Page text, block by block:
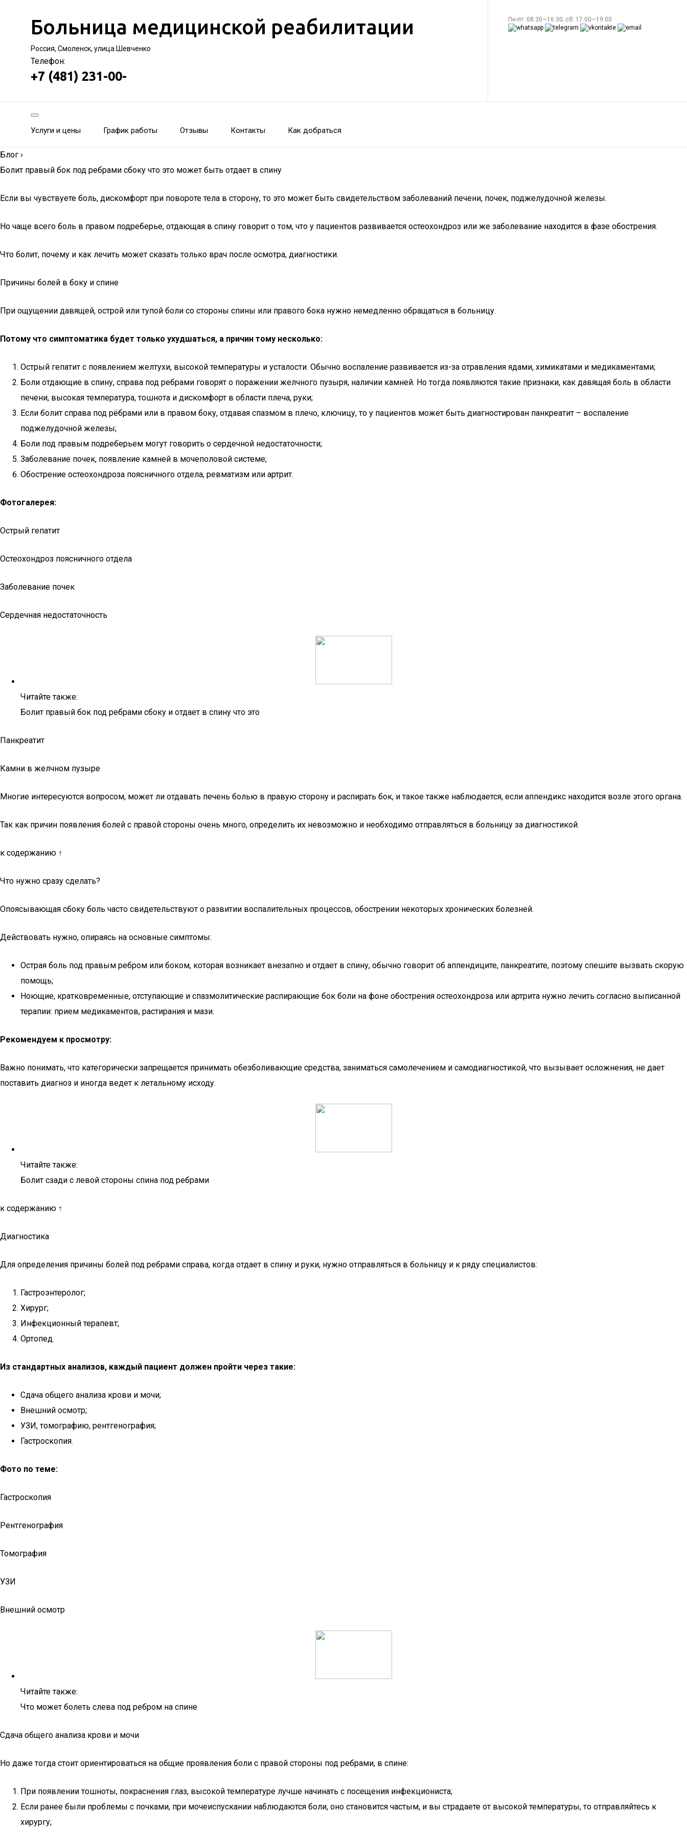
Больница медицинской реабилитации
Россия, Смоленск, улица Шевченко
Телефон:
+7 (481) 231-00-
Пн-пт: 08:30—16:30; сб: 17:00—19:00
Услуги и цены График работы Отзывы Контакты Как добраться
Блог ›
Болит правый бок под ребрами сбоку что это может быть отдает в спину
Если вы чувствуете боль, дискомфорт при повороте тела в сторону, то это может быть свидетельством заболеваний печени, почек, поджелудочной железы.
Но чаще всего боль в правом подреберье, отдающая в спину говорит о том, что у пациентов развивается остеохондроз или же заболевание находится в фазе обострения.
Что болит, почему и как лечить может сказать только врач после осмотра, диагностики.
Причины болей в боку и спине
При ощущении давящей, острой или тупой боли со стороны спины или правого бока нужно немедленно обращаться в больницу.
Потому что симптоматика будет только ухудшаться, а причин тому несколько:
Острый гепатит с появлением желтухи, высокой температуры и усталости. Обычно воспаление развивается из-за отравления ядами, химикатами и медикаментами;
Боли отдающие в спину, справа под ребрами говорят о поражении желчного пузыря, наличии камней. Но тогда появляются такие признаки, как давящая боль в области
печени, высокая температура, тошнота и дискомфорт в области плеча, руки;
Если болит справа под рёбрами или в правом боку, отдавая спазмом в плечо, ключицу, то у пациентов может быть диагностирован панкреатит – воспаление
поджелудочной железы;
Боли под правым подреберьем могут говорить о сердечной недостаточности;
Заболевание почек, появление камней в мочеполовой системе;
Обострение остеохондроза поясничного отдела, ревматизм или артрит.
Фотогалерея:
Острый гепатит
Остеохондроз поясничного отдела
Заболевание почек
Сердечная недостаточность
Читайте также:
Болит правый бок под ребрами сбоку и отдает в спину что это
Панкреатит
Камни в желчном пузыре
Многие интересуются вопросом, может ли отдавать печень болью в правую сторону и распирать бок, и такое также наблюдается, если аппендикс находится возле этого органа.
Так как причин появления болей с правой стороны очень много, определить их невозможно и необходимо отправляться в больницу за диагностикой.
к содержанию ↑
Что нужно сразу сделать?
Опоясывающая сбоку боль часто свидетельствуют о развитии воспалительных процессов, обострении некоторых хронических болезней.
Действовать нужно, опираясь на основные симптомы:
Острая боль под правым ребром или боком, которая возникает внезапно и отдает в спину, обычно говорит об аппендиците, панкреатите, поэтому спешите вызвать скорую
помощь;
Ноющие, кратковременные, отступающие и спазмолитические распирающие бок боли на фоне обострения остеохондроза или артрита нужно лечить согласно выписанной
терапии: прием медикаментов, растирания и мази.
Рекомендуем к просмотру:
Важно понимать, что категорически запрещается принимать обезболивающие средства, заниматься самолечением и самодиагностикой, что вызывает осложнения, не дает
поставить диагноз и иногда ведет к летальному исходу.
Читайте также:
Болит сзади с левой стороны спина под ребрами
к содержанию ↑
Диагностика
Для определения причины болей под ребрами справа, когда отдает в спину и руки, нужно отправляться в больницу и к ряду специалистов:
Гастроэнтеролог;
Хирург;
Инфекционный терапевт;
Ортопед.
Из стандартных анализов, каждый пациент должен пройти через такие:
Сдача общего анализа крови и мочи;
Внешний осмотр;
УЗИ, томографию, рентгенография;
Гастроскопия.
Фото по теме:
Гастроскопия
Рентгенография
Томография
УЗИ
Внешний осмотр
Читайте также:
Что может болеть слева под ребром на спине
Сдача общего анализа крови и мочи
Но даже тогда стоит ориентироваться на общие проявления боли с правой стороны под ребрами, в спине:
При появлении тошноты, покраснения глаз, высокой температуре лучше начинать с посещения инфекциониста;
Если ранее были проблемы с почками, при мочеиспускании наблюдаются боли, оно становится частым, и вы страдаете от высокой температуры, то отправляйтесь к
хирургу;